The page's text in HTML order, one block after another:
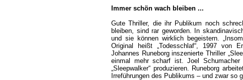
Immer schön wach bleiben ...
Gute Thriller, die ihr Publikum noch
bleiben, sind rar geworden. In
und sie können wirklich begeistern.
Original heißt „Todesschlaf“, 1997 von
Johannes Runeborg inszenierte Thriller
einmal mehr scharf ist. Joel Schumacher
„Sleepwalker“ produzieren. Runeborg
Irreführungen des Publikums – und zwar so